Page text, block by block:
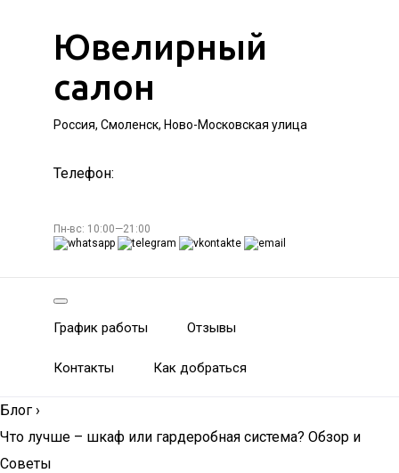
Ювелирный
салон
Россия, Смоленск, Ново-Московская улица
Телефон:
Пн-вс: 10:00—21:00
График работы Отзывы
Контакты Как добраться
Блог ›
Что лучше – шкаф или гардеробная система? Обзор и
Советы